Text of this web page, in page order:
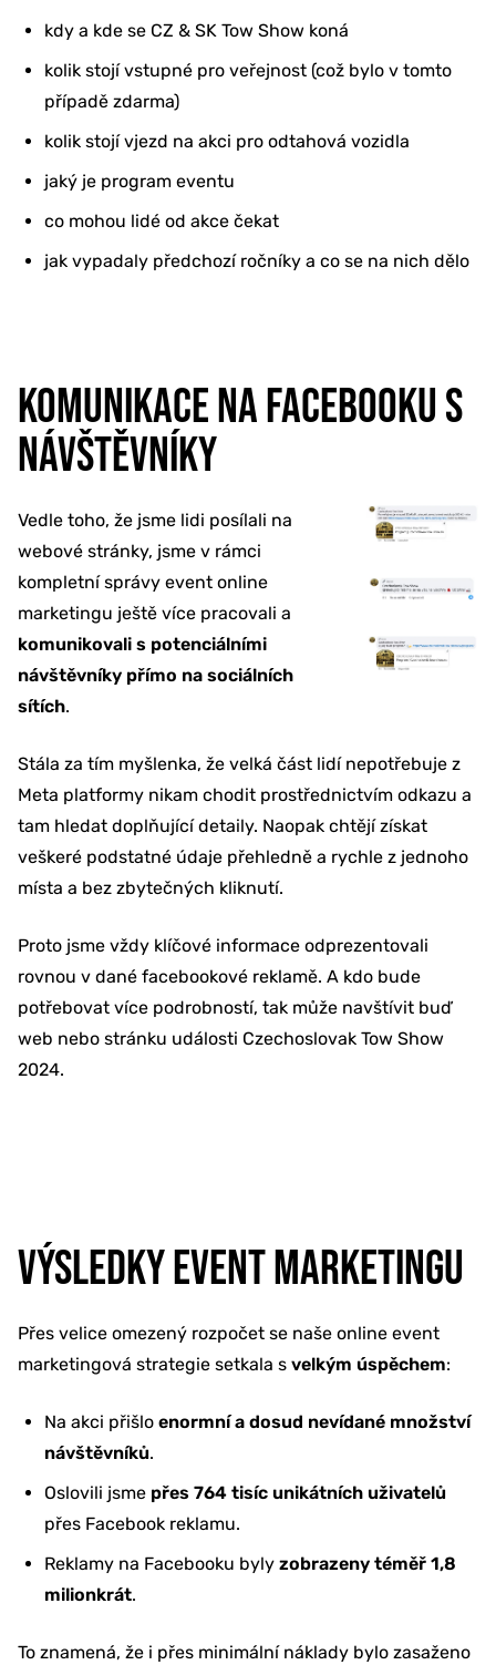
kdy a kde se CZ & SK Tow Show koná
kolik stojí vstupné pro veřejnost (což bylo v tomto
případě zdarma)
kolik stojí vjezd na akci pro odtahová vozidla
jaký je program eventu
co mohou lidé od akce čekat
jak vypadaly předchozí ročníky a co se na nich dělo
KOMUNIKACE NA FACEBOOKU S
NÁVŠTĚVNÍKY
Vedle toho, že jsme lidi posílali na
webové stránky, jsme v rámci
kompletní správy event online
marketingu ještě více pracovali a
komunikovali s potenciálními
návštěvníky přímo na sociálních
sítích.
Stála za tím myšlenka, že velká část lidí nepotřebuje z
Meta platformy nikam chodit prostřednictvím odkazu a
tam hledat doplňující detaily. Naopak chtějí získat
veškeré podstatné údaje přehledně a rychle z jednoho
místa a bez zbytečných kliknutí.
Proto jsme vždy klíčové informace odprezentovali
rovnou v dané facebookové reklamě. A kdo bude
potřebovat více podrobností, tak může navštívit buď
web nebo stránku události Czechoslovak Tow Show
2024.
VÝSLEDKY EVENT MARKETINGU
Přes velice omezený rozpočet se naše online event
marketingová strategie setkala s velkým úspěchem:
Na akci přišlo enormní a dosud nevídané množství
návštěvníků.
Oslovili jsme přes 764 tisíc unikátních uživatelů
přes Facebook reklamu.
Reklamy na Facebooku byly zobrazeny téměř 1,8
milionkrát.
To znamená, že i přes minimální náklady bylo zasaženo